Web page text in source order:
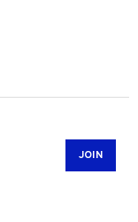
JOIN